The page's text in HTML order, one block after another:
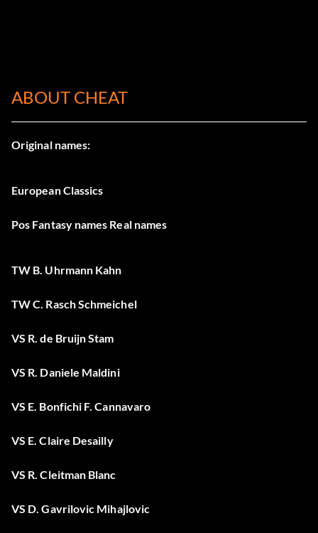
ABOUT CHEAT
Original names:
European Classics
Pos Fantasy names Real names
TW B. Uhrmann Kahn
TW C. Rasch Schmeichel
VS R. de Bruijn Stam
VS R. Daniele Maldini
VS E. Bonfichi F. Cannavaro
VS E. Claire Desailly
VS R. Cleitman Blanc
VS D. Gavrilovic Mihajlovic